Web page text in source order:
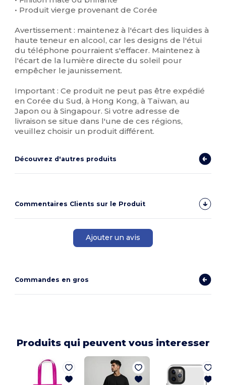
• Produit vierge provenant de Corée
Avertissement : maintenez à l'écart des liquides à
haute teneur en alcool, car les designs de l'étui
du téléphone pourraient s'effacer. Maintenez à
l'écart de la lumière directe du soleil pour
empêcher le jaunissement.
Important : Ce produit ne peut pas être expédié
en Corée du Sud, à Hong Kong, à Taïwan, au
Japon ou à Singapour. Si votre adresse de
livraison se situe dans l'une de ces régions,
veuillez choisir un produit différent.
Découvrez d'autres produits
Commentaires Clients sur le Produit
Ajouter un avis
Commandes en gros
Produits qui peuvent vous interesser